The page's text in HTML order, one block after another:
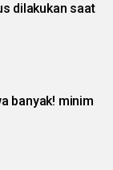
dilakukan saat
banyak! minim